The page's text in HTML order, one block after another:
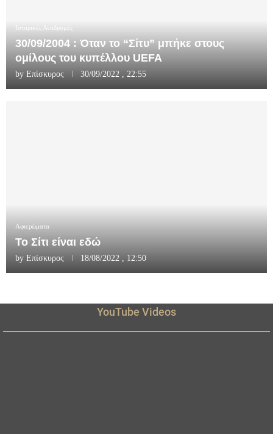
Ιστορικές Αναδρομές
30/09/2004 : Όταν το “Σίτυ” μπήκε στους
ομίλους του κυπέλλου UEFA
by Επίσκυρος 30/09/2022 , 22:55
Αφιερώματα
Το Σίτι είναι εδώ
by Επίσκυρος 18/08/2022 , 12:50
YouTube Videos